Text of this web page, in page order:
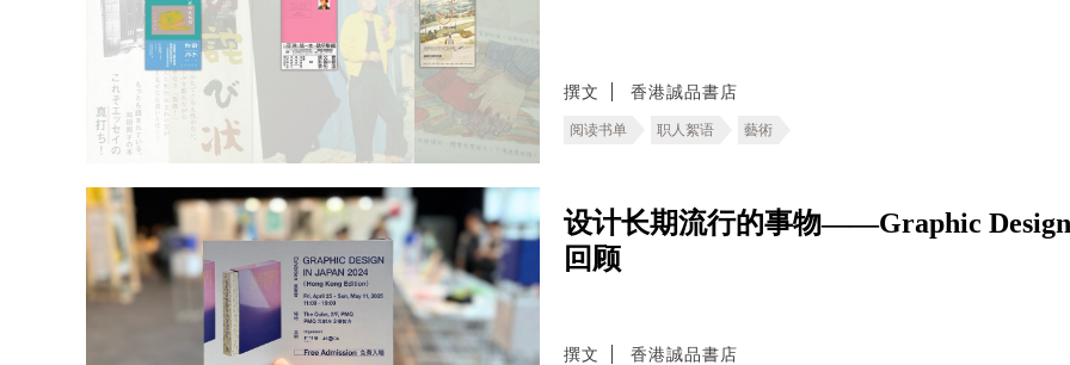
撰文 香港誠品書店
阅读书单 职人絮语 藝術
设计长期流行的事物——Graphic
回顾
撰文 香港誠品書店